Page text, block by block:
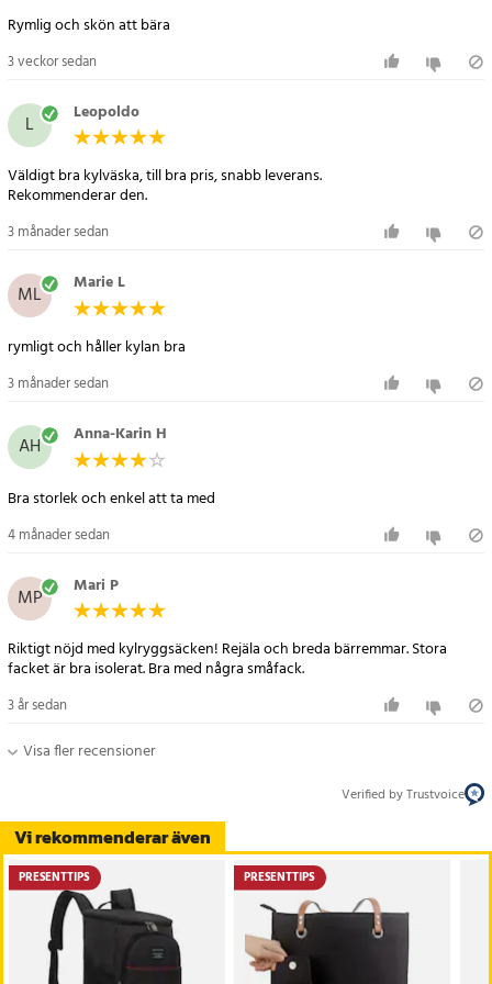
- Färg: svart
- Mått (L x B x H): 34 x 21 x 46 cm
Artikelnummer : 80261
Vi rekommenderar även
PRESENTTIPS PRESENTTIPS
Rymlig och skön att bära
3 veckor sedan
L Leopoldo
Väldigt bra kylväska, till bra pris, snabb leverans.
Rekommenderar den.
3 månader sedan
ML Marie L
rymligt och håller kylan bra
3 månader sedan
AH Anna-Karin H
Bra storlek och enkel att ta med
4 månader sedan
MP Mari P
Riktigt nöjd med kylryggsäcken! Rejäla och breda bärremmar. Stora
facket är bra isolerat. Bra med några småfack.
3 år sedan
Visa fler recensioner
Verified by Trustvoice